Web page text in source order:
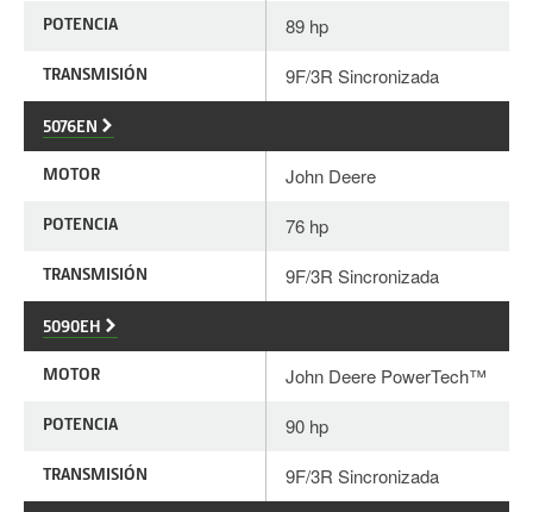
POTENCIA 89 hp
TRANSMISIÓN 9F/3R Sincronizada
5076EN
MOTOR John Deere
POTENCIA 76 hp
TRANSMISIÓN 9F/3R Sincronizada
5090EH
MOTOR John Deere PowerTech™
POTENCIA 90 hp
TRANSMISIÓN 9F/3R Sincronizada